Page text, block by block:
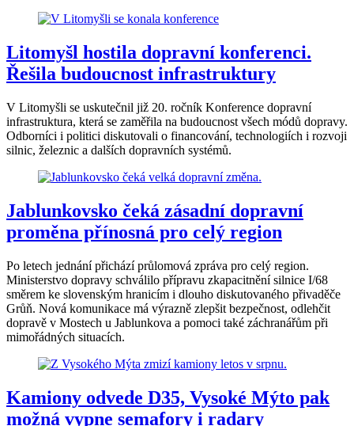
Litomyšl hostila dopravní konferenci.
Řešila budoucnost infrastruktury
V Litomyšli se uskutečnil již 20. ročník Konference dopravní
infrastruktura, která se zaměřila na budoucnost všech módů dopravy.
Odborníci i politici diskutovali o financování, technologiích i rozvoji
silnic, železnic a dalších dopravních systémů.
Jablunkovsko čeká zásadní dopravní
proměna přínosná pro celý region
Po letech jednání přichází průlomová zpráva pro celý region.
Ministerstvo dopravy schválilo přípravu zkapacitnění silnice I/68
směrem ke slovenským hranicím i dlouho diskutovaného přivaděče
Grůň. Nová komunikace má výrazně zlepšit bezpečnost, odlehčit
dopravě v Mostech u Jablunkova a pomoci také záchranářům při
mimořádných situacích.
Kamiony odvede D35, Vysoké Mýto pak
možná vypne semafory i radary